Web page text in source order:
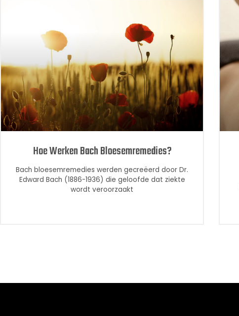
Hoe Werken Bach Bloesemremedies?
Bach bloesemremedies werden gecreëerd door Dr.
Edward Bach (1886-1936) die geloofde dat ziekte
wordt veroorzaakt